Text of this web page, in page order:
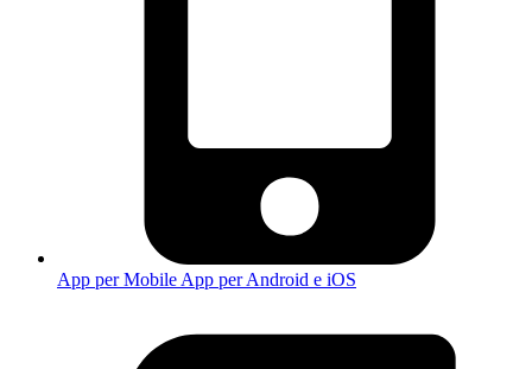
App per Mobile App per Android e iOS